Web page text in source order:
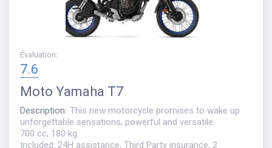
Évaluation:
7.6
Moto Yamaha T7
Description: This new motorcycle promises to wake up
unforgettable sensations, powerful and versatile.
700 cc; 180 kg.
Included: 24H assistance, Third Party insurance, 2